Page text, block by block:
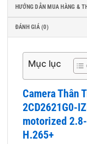
HƯỚNG DẪN MUA HÀNG &
ĐÁNH GIÁ (0)
Mục lục
Camera Thân
2CD2621G0-
motorized
H.265+